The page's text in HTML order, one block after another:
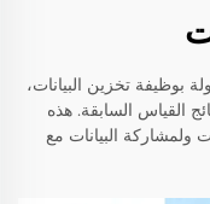
بوظيفة تخزين البيانات،
القياس السابقة. هذه
ولمشاركة البيانات مع